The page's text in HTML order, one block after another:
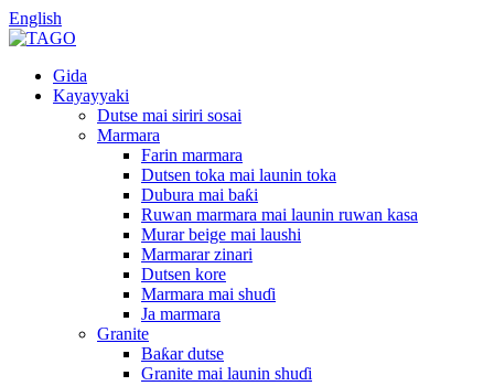
English
Gida
Kayayyaki
Dutse mai siriri sosai
Marmara
Farin marmara
Dutsen toka mai launin toka
Dubura mai baƙi
Ruwan marmara mai launin ruwan kasa
Murar beige mai laushi
Marmarar zinari
Dutsen kore
Marmara mai shuɗi
Ja marmara
Granite
Baƙar dutse
Granite mai launin shuɗi